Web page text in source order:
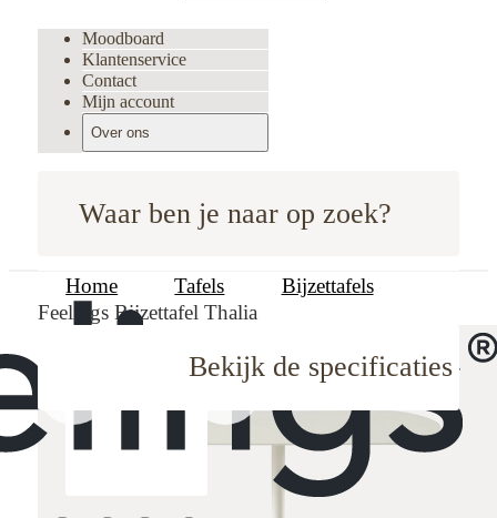
Waar ben je naar op zoek?
Moodboard
Klantenservice
Contact
Mijn account
Over ons
Home Tafels
Bijzettafels
Feelings Bijzettafel Thalia
Bekijk de specificaties